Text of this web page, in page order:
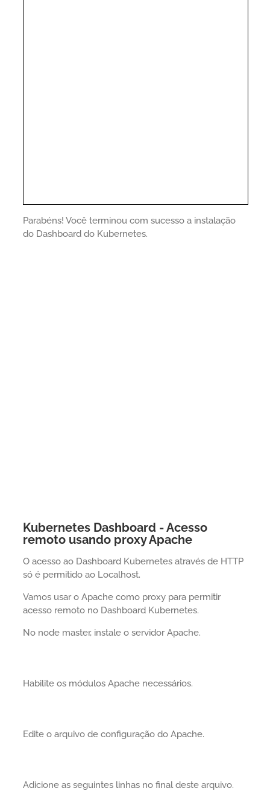
Parabéns! Você terminou com sucesso a instalação
do Dashboard do Kubernetes.
Kubernetes Dashboard - Acesso
remoto usando proxy Apache
O acesso ao Dashboard Kubernetes através de HTTP
só é permitido ao Localhost.
Vamos usar o Apache como proxy para permitir
acesso remoto no Dashboard Kubernetes.
No node master, instale o servidor Apache.
Habilite os módulos Apache necessários.
Edite o arquivo de configuração do Apache.
Adicione as seguintes linhas no final deste arquivo.